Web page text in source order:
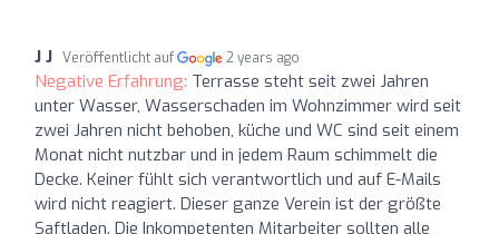
J J Veröffentlicht auf 2 years ago
Negative Erfahrung: Terrasse steht seit zwei Jahren
unter Wasser, Wasserschaden im Wohnzimmer wird seit
zwei Jahren nicht behoben, küche und WC sind seit einem
Monat nicht nutzbar und in jedem Raum schimmelt die
Decke. Keiner fühlt sich verantwortlich und auf E-Mails
wird nicht reagiert. Dieser ganze Verein ist der größte
Saftladen. Die Inkompetenten Mitarbeiter sollten alle